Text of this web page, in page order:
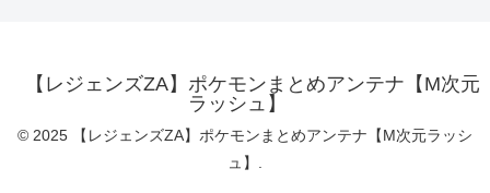
【レジェンズZA】ポケモンまとめアンテナ【M次元
ラッシュ】
© 2025 【レジェンズZA】ポケモンまとめアンテナ【M次元ラッシ
ュ】.